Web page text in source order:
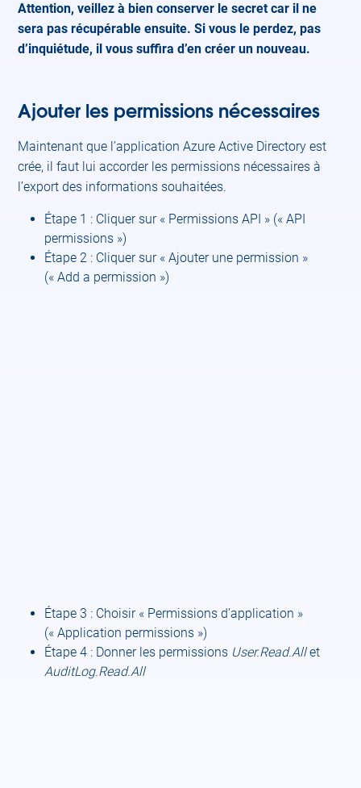
Attention, veillez à bien conserver le secret car il ne
sera pas récupérable ensuite. Si vous le perdez, pas
d’inquiétude, il vous suffira d’en créer un nouveau.
Ajouter les permissions nécessaires
Maintenant que l’application Azure Active Directory est
crée, il faut lui accorder les permissions nécessaires à
l’export des informations souhaitées.
Étape 1 : Cliquer sur « Permissions API » (« API
permissions »)
Étape 2 : Cliquer sur « Ajouter une permission »
(« Add a permission »)
Étape 3 : Choisir « Permissions d’application »
(« Application permissions »)
Étape 4 : Donner les permissions User.Read.Allet
AuditLog.Read.All